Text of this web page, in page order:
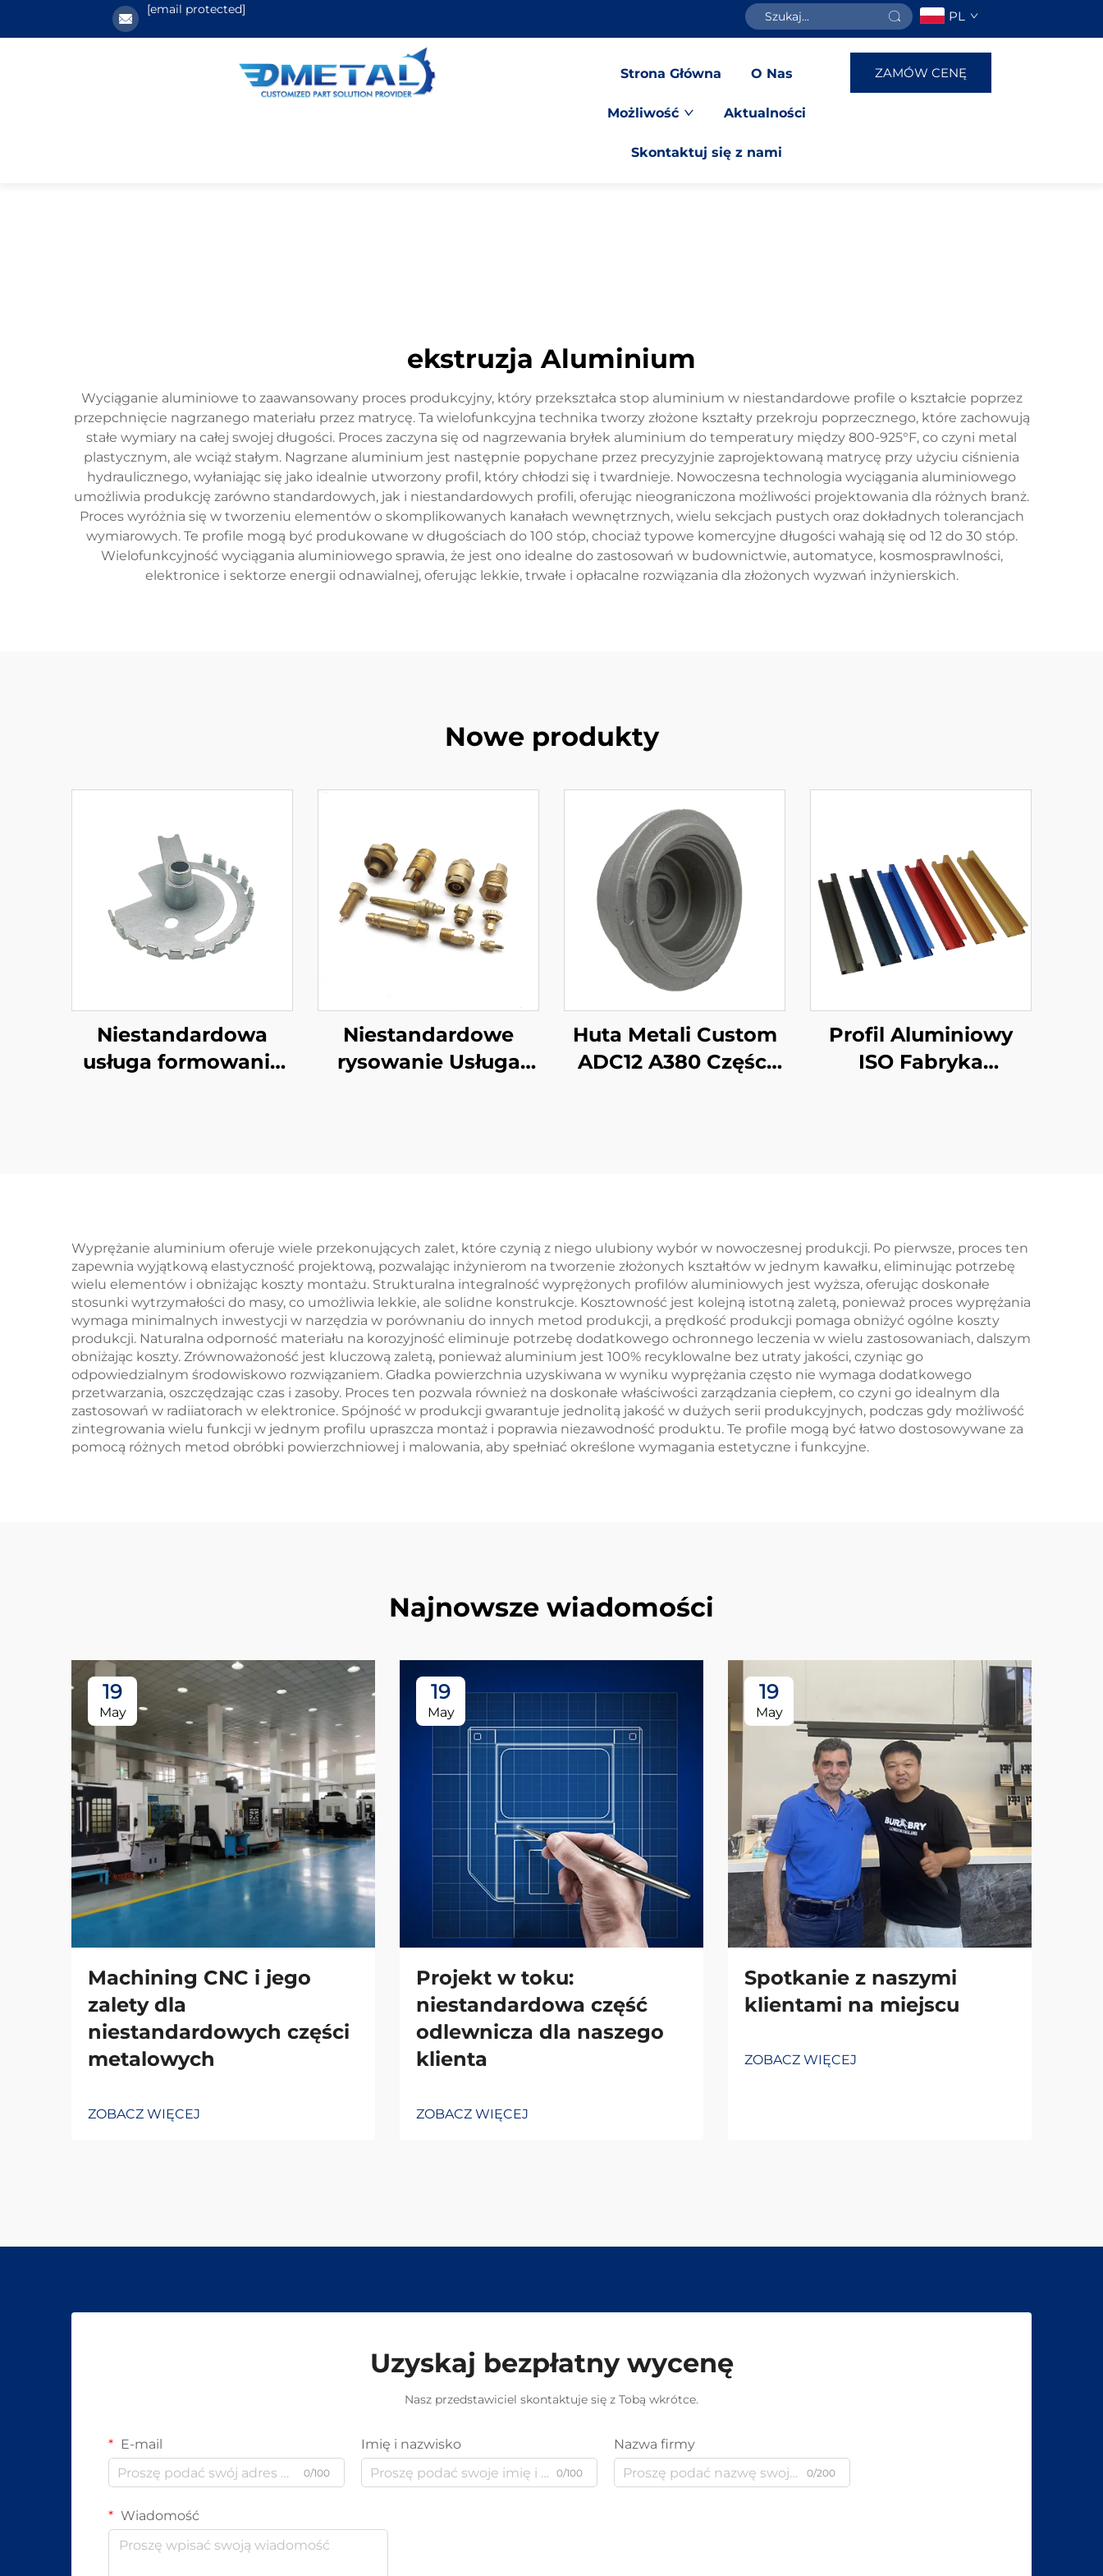
[email protected] PL
Strona Główna O Nas
Możliwość Aktualności
Skontaktuj się z nami
ZAMÓW CENĘ
ekstruzja Aluminium
Wyciąganie aluminiowe to zaawansowany proces produkcyjny, który przekształca stop aluminium w niestandardowe profile o kształcie poprzez
przepchnięcie nagrzanego materiału przez matrycę. Ta wielofunkcyjna technika tworzy złożone kształty przekroju poprzecznego, które zachowują
stałe wymiary na całej swojej długości. Proces zaczyna się od nagrzewania bryłek aluminium do temperatury między 800-925°F, co czyni metal
plastycznym, ale wciąż stałym. Nagrzane aluminium jest następnie popychane przez precyzyjnie zaprojektowaną matrycę przy użyciu ciśnienia
hydraulicznego, wyłaniając się jako idealnie utworzony profil, który chłodzi się i twardnieje. Nowoczesna technologia wyciągania aluminiowego
umożliwia produkcję zarówno standardowych, jak i niestandardowych profili, oferując nieograniczona możliwości projektowania dla różnych branż.
Proces wyróżnia się w tworzeniu elementów o skomplikowanych kanałach wewnętrznych, wielu sekcjach pustych oraz dokładnych tolerancjach
wymiarowych. Te profile mogą być produkowane w długościach do 100 stóp, chociaż typowe komercyjne długości wahają się od 12 do 30 stóp.
Wielofunkcyjność wyciągania aluminiowego sprawia, że jest ono idealne do zastosowań w budownictwie, automatyce, kosmosprawlności,
elektronice i sektorze energii odnawialnej, oferując lekkie, trwałe i opłacalne rozwiązania dla złożonych wyzwań inżynierskich.
Nowe produkty
Niestandardowa
usługa formowania
Niestandardowe
rysowanie Usługa
Huta Metali Custom
ADC12 A380 Części
Profil Aluminiowy
ISO Fabryka
Wyprężanie aluminium oferuje wiele przekonujących zalet, które czynią z niego ulubiony wybór w nowoczesnej produkcji. Po pierwsze, proces ten
zapewnia wyjątkową elastyczność projektową, pozwalając inżynierom na tworzenie złożonych kształtów w jednym kawałku, eliminując potrzebę
wielu elementów i obniżając koszty montażu. Strukturalna integralność wyprężonych profilów aluminiowych jest wyższa, oferując doskonałe
stosunki wytrzymałości do masy, co umożliwia lekkie, ale solidne konstrukcje. Kosztowność jest kolejną istotną zaletą, ponieważ proces wyprężania
wymaga minimalnych inwestycji w narzędzia w porównaniu do innych metod produkcji, a prędkość produkcji pomaga obniżyć ogólne koszty
produkcji. Naturalna odporność materiału na korozyjność eliminuje potrzebę dodatkowego ochronnego leczenia w wielu zastosowaniach, dalszym
obniżając koszty. Zrównoważoność jest kluczową zaletą, ponieważ aluminium jest 100% recyklowalne bez utraty jakości, czyniąc go
odpowiedzialnym środowiskowo rozwiązaniem. Gładka powierzchnia uzyskiwana w wyniku wyprężania często nie wymaga dodatkowego
przetwarzania, oszczędzając czas i zasoby. Proces ten pozwala również na doskonałe właściwości zarządzania ciepłem, co czyni go idealnym dla
zastosowań w radiiatorach w elektronice. Spójność w produkcji gwarantuje jednolitą jakość w dużych serii produkcyjnych, podczas gdy możliwość
zintegrowania wielu funkcji w jednym profilu upraszcza montaż i poprawia niezawodność produktu. Te profile mogą być łatwo dostosowywane za
pomocą różnych metod obróbki powierzchniowej i malowania, aby spełniać określone wymagania estetyczne i funkcyjne.
Najnowsze wiadomości
19
May
Machining CNC i jego
zalety dla
niestandardowych części
metalowych
ZOBACZ WIĘCEJ
19
May
Projekt w toku:
niestandardowa część
odlewnicza dla naszego
klienta
ZOBACZ WIĘCEJ
19
May
Spotkanie z naszymi
klientami na miejscu
ZOBACZ WIĘCEJ
Uzyskaj bezpłatny wycenę
Nasz przedstawiciel skontaktuje się z Tobą wkrótce.
E-mail
0/100
Imię i nazwisko
0/100
Nazwa firmy
0/200
Wiadomość